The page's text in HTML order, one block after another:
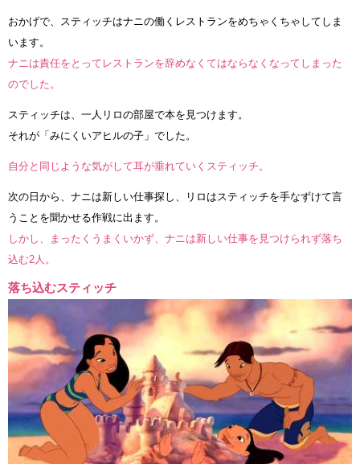
おかげで、スティッチはナニの働くレストランをめちゃくちゃしてしま
います。
ナニは責任をとってレストランを辞めなくてはならなくなってしまった
のでした。
スティッチは、一人リロの部屋で本を見つけます。
それが「みにくいアヒルの子」でした。
自分と同じような気がして耳が垂れていくスティッチ。
次の日から、ナニは新しい仕事探し、リロはスティッチを手なずけて言
うことを聞かせる作戦に出ます。
しかし、まったくうまくいかず、ナニは新しい仕事を見つけられず落ち
込む2人。
落ち込むスティッチ